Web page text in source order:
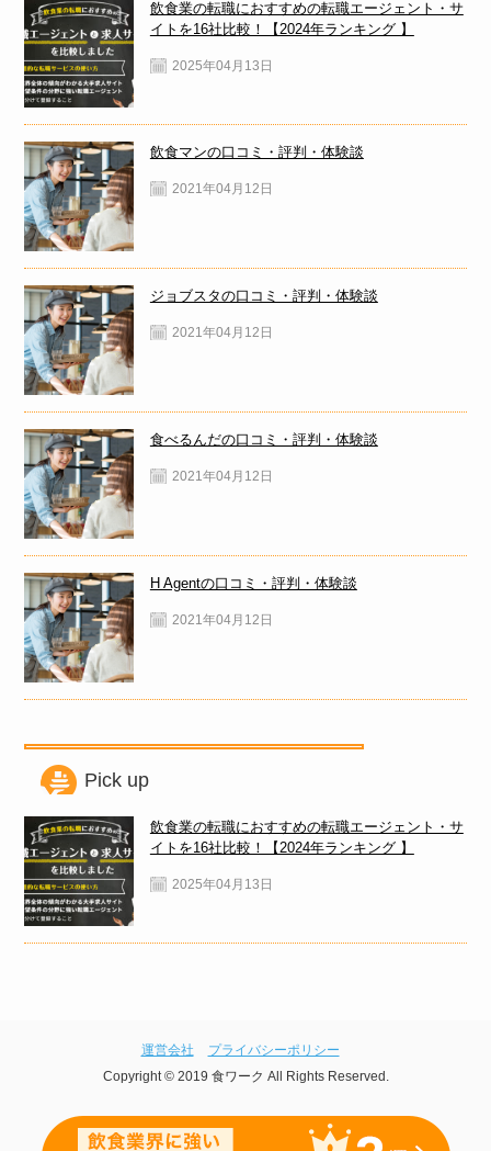
飲食業の転職におすすめの転職エージェント・サ
イトを16社比較！【2024年ランキング 】
2025年04月13日
飲食マンの口コミ・評判・体験談
2021年04月12日
ジョブスタの口コミ・評判・体験談
2021年04月12日
食べるんだの口コミ・評判・体験談
2021年04月12日
H Agentの口コミ・評判・体験談
2021年04月12日
Pick up
飲食業の転職におすすめの転職エージェント・サ
イトを16社比較！【2024年ランキング 】
2025年04月13日
運営会社
プライバシーポリシー
Copyright © 2019 食ワーク All Rights Reserved.